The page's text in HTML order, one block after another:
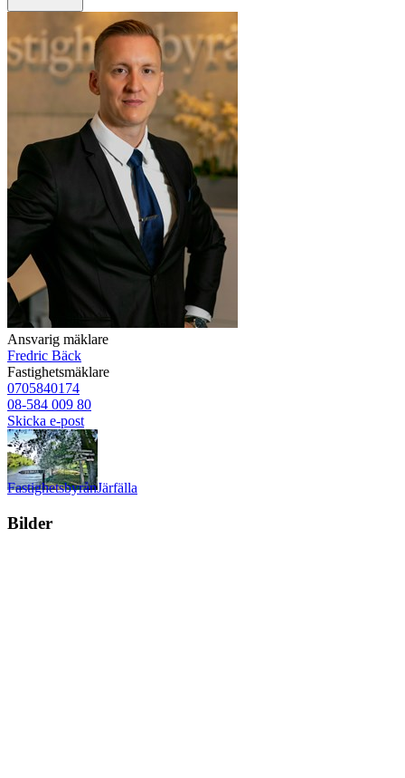
Ansvarig mäklare
Fredric Bäck
Fastighetsmäklare
0705840174
08-584 009 80
Skicka e-post
FastighetsbyrånJärfälla
Bilder